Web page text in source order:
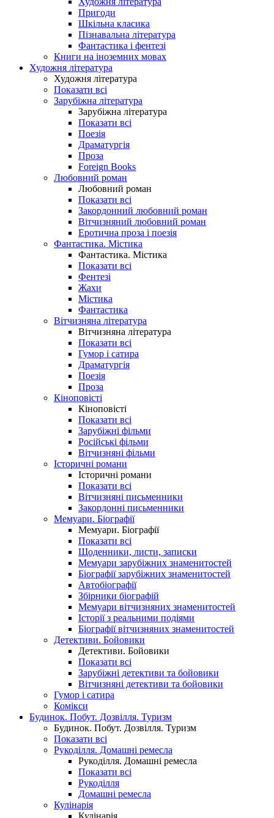
Пригоди
Шкільна класика
Пізнавальна література
Фантастика і фентезі
Книги на іноземних мовах
Художня література
Художня література
Показати всі
Зарубіжна література
Зарубіжна література
Показати всі
Поезія
Драматургія
Проза
Foreign Books
Любовний роман
Любовний роман
Показати всі
Закордонний любовний роман
Вітчизняний любовний роман
Еротична проза і поезія
Фантастика. Містика
Фантастика. Містика
Показати всі
Фентезі
Жахи
Містика
Фантастика
Вітчизняна література
Вітчизняна література
Показати всі
Гумор і сатира
Драматургія
Поезія
Проза
Кіноповісті
Кіноповісті
Показати всі
Зарубіжні фільми
Російські фільми
Вітчизняні фільми
Історичні романи
Історичні романи
Показати всі
Вітчизняні письменники
Закордонні письменники
Мемуари. Біографії
Мемуари. Біографії
Показати всі
Щоденники, листи, записки
Мемуари зарубіжних знаменитостей
Біографії зарубіжних знаменитостей
Автобіографії
Збірники біографій
Мемуари вітчизняних знаменитостей
Історії з реальними подіями
Біографії вітчизняних знаменитостей
Детективи. Бойовики
Детективи. Бойовики
Показати всі
Зарубіжні детективи та бойовики
Вітчизняні детективи та бойовики
Гумор і сатира
Комікси
Будинок. Побут. Дозвілля. Туризм
Будинок. Побут. Дозвілля. Туризм
Показати всі
Рукоділля. Домашні ремесла
Рукоділля. Домашні ремесла
Показати всі
Рукоділля
Домашні ремесла
Кулінарія
Кулінарія